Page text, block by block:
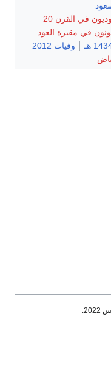
القرن 20
مقبرة العود
وفيات 2012